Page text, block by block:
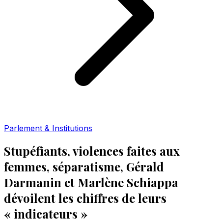
Parlement & Institutions
Stupéfiants, violences faites aux
femmes, séparatisme, Gérald
Darmanin et Marlène Schiappa
dévoilent les chiffres de leurs
« indicateurs »